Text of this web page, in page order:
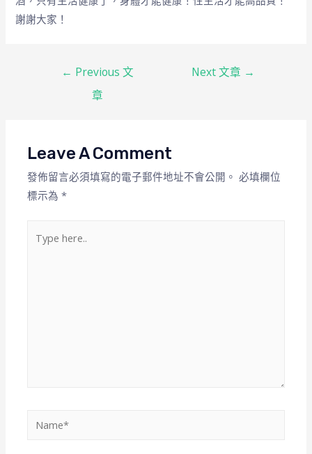
謝謝大家！
← Previous 文
章
Next 文章 →
Leave A Comment
發佈留言必須填寫的電子郵件地址不會公開。 必填欄位
標示為*